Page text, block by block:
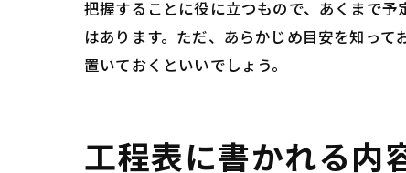
把握することに役に立つもので、あくまで
はあります。ただ、あらかじめ目安を知っ
置いておくといいでしょう。
工程表に書かれる内